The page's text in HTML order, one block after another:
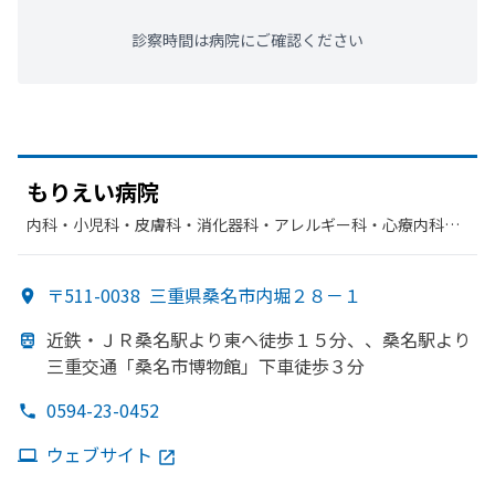
診察時間は病院にご確認ください
もりえい病院
内科・​小児科・​皮膚科・​消化器科・​アレルギー科・​心療内科・​
児歯科・​矯正歯科・​歯科口腔外科・​緩和ケア・​気管食道科
〒511-0038 三重県桑名市内堀２８－１
近鉄・ＪＲ桑名駅より東へ徒歩１５分、、 桑名駅より
三重交通 「桑名市博物館」 下車徒歩３分
0594-23-0452
ウェブサイト